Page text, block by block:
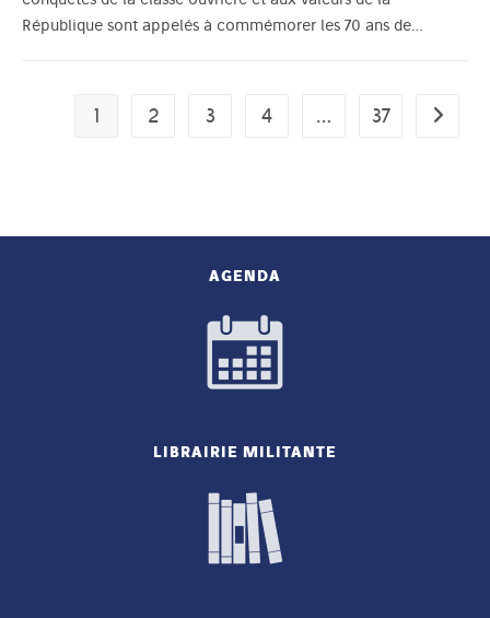
République sont appelés à commémorer les 70 ans de…
1 2 3 4 … 37 Aller à
AGENDA
LIBRAIRIE MILITANTE